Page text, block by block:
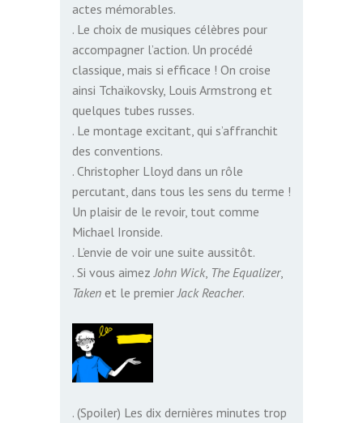
actes mémorables.
. Le choix de musiques célèbres pour
accompagner l’action. Un procédé
classique, mais si efficace ! On croise
ainsi Tchaïkovsky, Louis Armstrong et
quelques tubes russes.
. Le montage excitant, qui s’affranchit
des conventions.
. Christopher Lloyd dans un rôle
percutant, dans tous les sens du terme !
Un plaisir de le revoir, tout comme
Michael Ironside.
. L’envie de voir une suite aussitôt.
. Si vous aimez John Wick, The Equalizer,
Taken et le premier Jack Reacher.
. (Spoiler) Les dix dernières minutes trop